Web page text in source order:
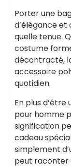
Porter une
d’élégance et
quelle tenue.
costume
décontracté,
accessoire
quotidien.
En plus
pour homme
signification
cadeau
simplement
peut raconter